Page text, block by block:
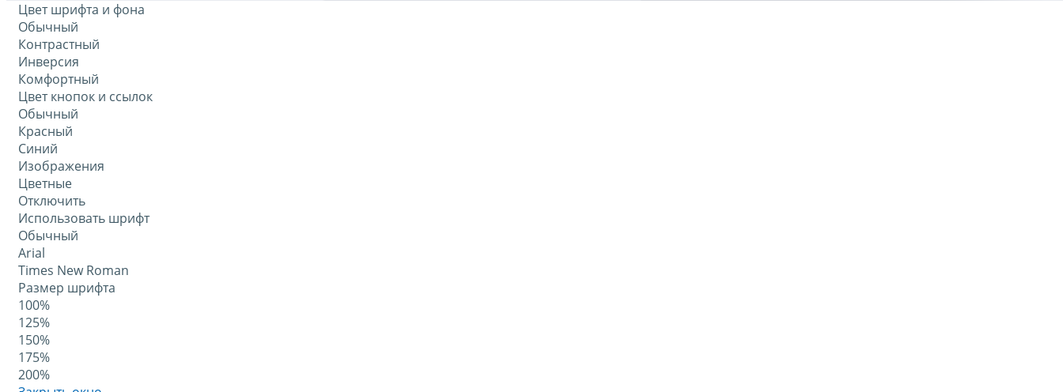
Цвет шрифта и фона
Обычный
Контрастный
Инверсия
Комфортный
Цвет кнопок и ссылок
Обычный
Красный
Синий
Изображения
Цветные
Отключить
Использовать шрифт
Обычный
Arial
Times New Roman
Размер шрифта
100%
125%
150%
175%
200%